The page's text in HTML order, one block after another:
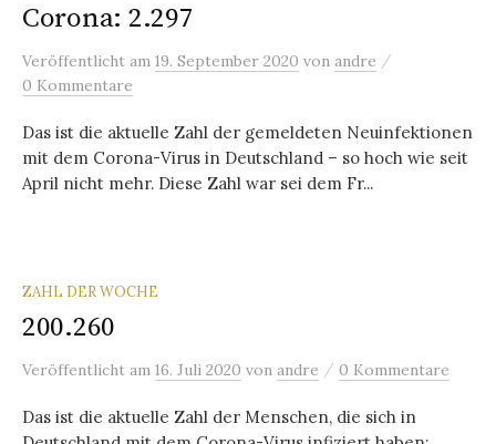
Corona: 2.297
Veröffentlicht am 19. September 2020 von andre /
0 Kommentare
Das ist die aktuelle Zahl der gemeldeten Neuinfektionen
mit dem Corona-Virus in Deutschland – so hoch wie seit
April nicht mehr. Diese Zahl war sei dem Fr...
ZAHL DER WOCHE
200.260
Veröffentlicht am 16. Juli 2020 von andre / 0 Kommentare
Das ist die aktuelle Zahl der Menschen, die sich in